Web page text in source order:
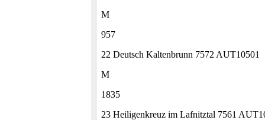
M
957
22 Deutsch Kaltenbrunn 7572 AUT10501
M
1835
23 Heiligenkreuz im Lafnitztal 7561